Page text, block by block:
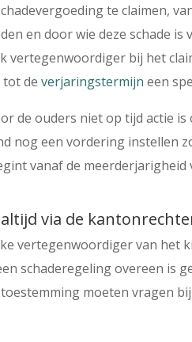
te claimen,
en door wie deze schade
vertegenwoordiger bij het
tot deverjaringstermijn een
de ouders niet op tijd actie
nog een vordering instellen
vanaf de
via de
vertegenwoordiger van het
schaderegeling overeen is
moeten vragen